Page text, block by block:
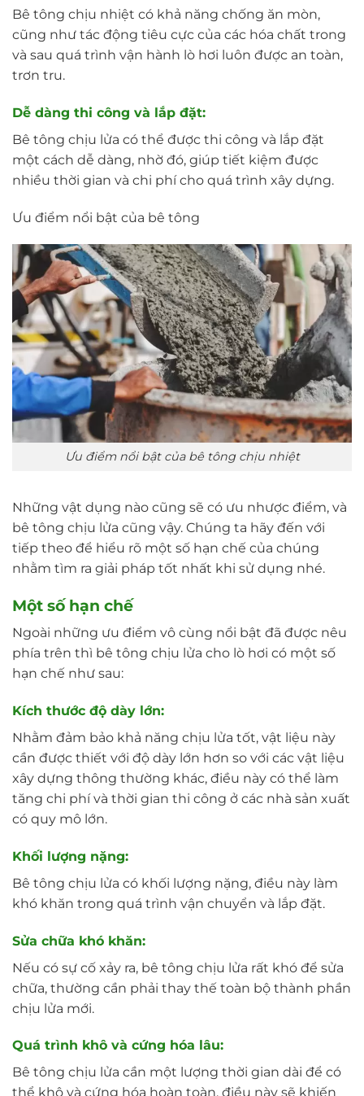
Bê tông chịu nhiệt có khả năng chống ăn mòn,
cũng như tác động tiêu cực của các hóa chất trong
và sau quá trình vận hành lò hơi luôn được an toàn,
trơn tru.
Dễ dàng thi công và lắp đặt:
Bê tông chịu lửa có thể được thi công và lắp đặt
một cách dễ dàng, nhờ đó, giúp tiết kiệm được
nhiều thời gian và chi phí cho quá trình xây dựng.
Ưu điểm nổi bật của bê tông
Ưu điểm nổi bật của bê tông chịu nhiệt
Những vật dụng nào cũng sẽ có ưu nhược điểm, và
bê tông chịu lửa cũng vậy. Chúng ta hãy đến với
tiếp theo để hiểu rõ một số hạn chế của chúng
nhằm tìm ra giải pháp tốt nhất khi sử dụng nhé.
Một số hạn chế
Ngoài những ưu điểm vô cùng nổi bật đã được nêu
phía trên thì bê tông chịu lửa cho lò hơi có một số
hạn chế như sau:
Kích thước độ dày lớn:
Nhằm đảm bảo khả năng chịu lửa tốt, vật liệu này
cần được thiết với độ dày lớn hơn so với các vật liệu
xây dựng thông thường khác, điều này có thể làm
tăng chi phí và thời gian thi công ở các nhà sản xuất
có quy mô lớn.
Khối lượng nặng:
Bê tông chịu lửa có khối lượng nặng, điều này làm
khó khăn trong quá trình vận chuyển và lắp đặt.
Sửa chữa khó khăn:
Nếu có sự cố xảy ra, bê tông chịu lửa rất khó để sửa
chữa, thường cần phải thay thế toàn bộ thành phần
chịu lửa mới.
Quá trình khô và cứng hóa lâu:
Bê tông chịu lửa cần một lượng thời gian dài để có
thể khô và cứng hóa hoàn toàn, điều này sẽ khiến